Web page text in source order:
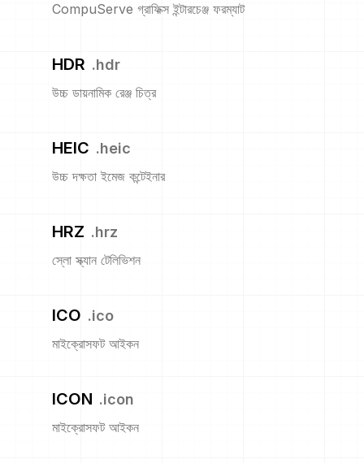
CompuServe গ্রাফিক্স ইন্টারচেঞ্জ ফরম্যাট
HDR .hdr
উচ্চ ডায়নামিক রেঞ্জ চিত্র
HEIC .heic
উচ্চ দক্ষতা ইমেজ কন্টেইনার
HRZ .hrz
স্লো স্ক্যান টেলিভিশন
ICO .ico
মাইক্রোসফট আইকন
ICON .icon
মাইক্রোসফট আইকন